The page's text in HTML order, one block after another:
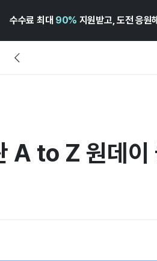
수수료 최대 90% 지원받고, 도전 응원
A to Z 원데이